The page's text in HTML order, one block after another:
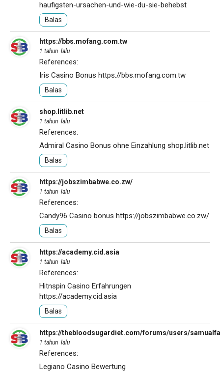
haufigsten-ursachen-und-wie-du-sie-behebst
Balas
https://bbs.mofang.com.tw
1 tahun lalu
References:
Iris Casino Bonus https://bbs.mofang.com.tw
Balas
shop.litlib.net
1 tahun lalu
References:
Admiral Casino Bonus ohne Einzahlung shop.litlib.net
Balas
https://jobszimbabwe.co.zw/
1 tahun lalu
References:
Candy96 Casino bonus https://jobszimbabwe.co.zw/
Balas
https://academy.cid.asia
1 tahun lalu
References:
Hitnspin Casino Erfahrungen
https://academy.cid.asia
Balas
https://thebloodsugardiet.com/forums/users/
1 tahun lalu
References:
Legiano Casino Bewertung